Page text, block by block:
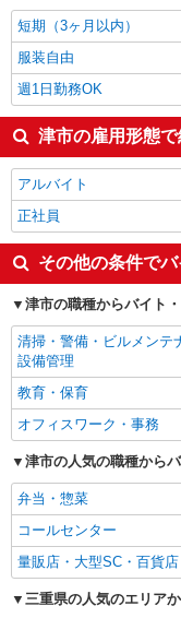
WEBデザイナー・コーダ
津市の他の職種の平均時給
短期（3ヶ月以内）
服装自由
週1日勤務OK
津市の雇用形態
アルバイト
正社員
その他の条件で
津市の職種からバイト
清掃・警備・ビルメンテ
設備管理
教育・保育
オフィスワーク・事務
津市の人気の職種から
弁当・惣菜
コールセンター
量販店・大型SC・百貨店
三重県の人気のエリア